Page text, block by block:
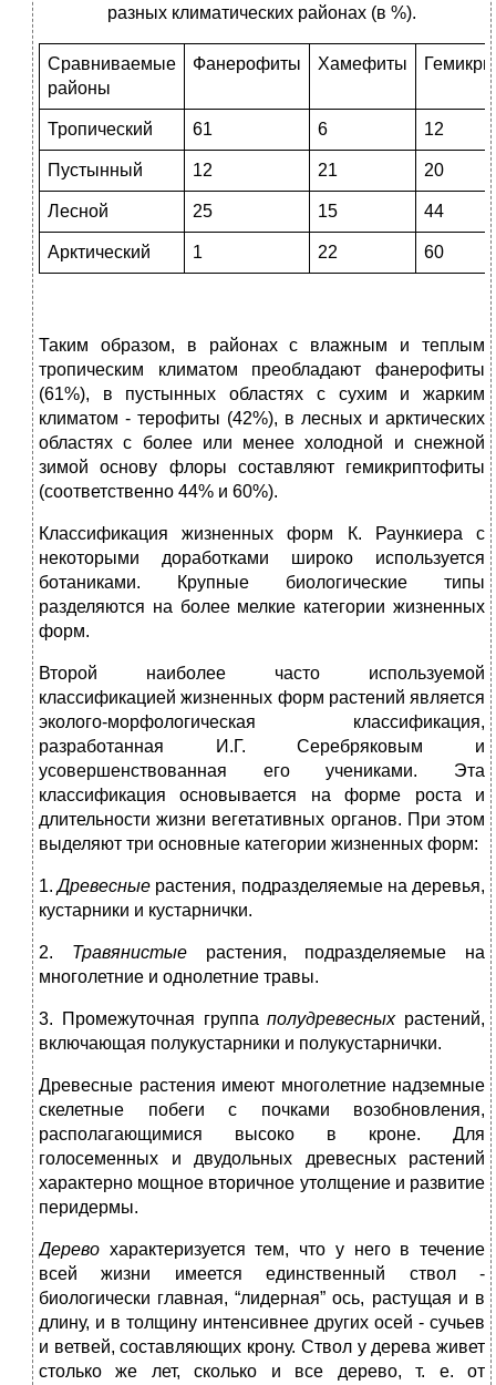
разных климатических районах (в %).
Сравниваемые
районы
Фанерофиты Хамефиты
Тропический 61 6 12
Пустынный 12 21 20
Лесной 25 15 44
Арктический 1 22 60
Таким образом, в районах с влажным и теплым
тропическим климатом преобладают фанерофиты
(61%), в пустынных областях с сухим и жарким
климатом - терофиты (42%), в лесных и арктических
областях с более или менее холодной и снежной
зимой основу флоры составляют гемикриптофиты
(соответственно 44% и 60%).
Классификация жизненных форм К. Раункиера с
некоторыми доработками широко используется
ботаниками. Крупные биологические типы
разделяются на более мелкие категории жизненных
форм.
Второй наиболее часто используемой
классификацией жизненных форм растений является
эколого-морфологическая классификация,
разработанная И.Г. Серебряковым и
усовершенствованная его учениками. Эта
классификация основывается на форме роста и
длительности жизни вегетативных органов. При этом
выделяют три основные категории жизненных форм:
1.Древесные растения, подразделяемые на деревья,
кустарники и кустарнички.
2. Травянистыерастения, подразделяемые на
многолетние и однолетние травы.
3. Промежуточная группаполудревесныхрастений,
включающая полукустарники и полукустарнички.
Древесные растения имеют многолетние надземные
скелетные побеги с почками возобновления,
располагающимися высоко в кроне. Для
голосеменных и двудольных древесных растений
характерно мощное вторичное утолщение и развитие
перидермы.
Дерево характеризуется тем, что у него в течение
всей жизни имеется единственный ствол -
биологически главная, “лидерная” ось, растущая и в
длину, и в толщину интенсивнее других осей - сучьев
и ветвей, составляющих крону. Ствол у дерева живет
столько же лет, сколько и все дерево, т. е. от